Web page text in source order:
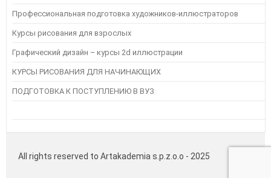
Профессиональная подготовка художников-иллюстраторов
Курсы рисования для взрослых
Графический дизайн – курсы 2d иллюстрации
КУРСЫ РИСОВАНИЯ ДЛЯ НАЧИНАЮЩИХ
ПОДГОТОВКА К ПОСТУПЛЕНИЮ В ВУЗ
All rights reserved to Artakademia s.p.z.o.o - 2025